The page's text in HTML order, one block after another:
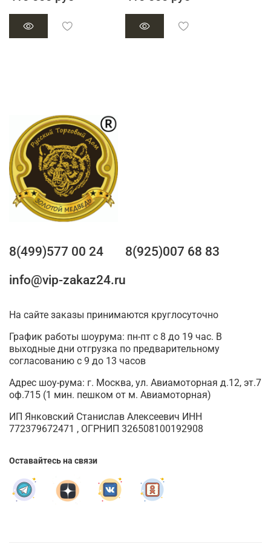
8(499)577 00 24
8(925)007 68 83
info@vip-zakaz24.ru
На сайте заказы принимаются круглосуточно
График работы шоурума: пн-пт с 8 до 19 час. В
выходные дни отгрузка по предварительному
согласованию с 9 до 13 часов
Адрес шоу-рума: г. Москва, ул. Авиамоторная д.12, эт.7
оф.715 (1 мин. пешком от м. Авиамоторная)
ИП Янковский Станислав Алексеевич ИНН
772379672471 , ОГРНИП 326508100192908
Оставайтесь на связи